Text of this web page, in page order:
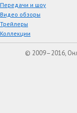
Передачи и шоу
Видео обзоры
Трейлеры
Коллекции
© 2009–2016,